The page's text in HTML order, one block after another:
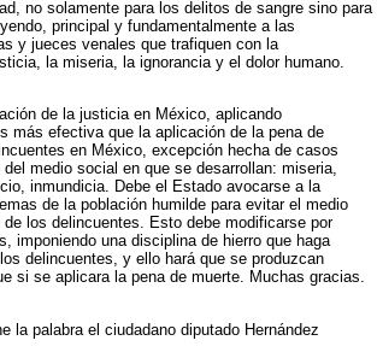
no solamente para los delitos de sangre sino para
principal y fundamentalmente a las
y jueces venales que trafiquen con la
la miseria, la ignorancia y el dolor humano.
de la justicia en México, aplicando
más efectiva que la aplicación de la pena de
en México, excepción hecha de casos
medio social en que se desarrollan: miseria,
inmundicia. Debe el Estado avocarse a la
de la población humilde para evitar el medio
los delincuentes. Esto debe modificarse por
imponiendo una disciplina de hierro que haga
delincuentes, y ello hará que se produzcan
si se aplicara la pena de muerte. Muchas gracias.
la palabra el ciudadano diputado Hernández